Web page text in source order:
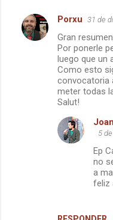
s
Porxu 31 de
Gran
Por ponerle
luego que un
Como esto
convocatoria
meter todas
Salut!
5
Ep
no
a
feliz